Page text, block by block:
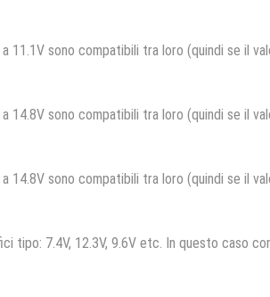
11.1V sono compatibili tra loro (quindi se il
14.8V sono compatibili tra loro (quindi se il
14.8V sono compatibili tra loro (quindi se il
tipo: 7.4V, 12.3V, 9.6V etc. In questo caso